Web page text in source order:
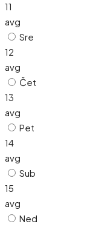
11
avg
Sre
12
avg
Čet
13
avg
Pet
14
avg
Sub
15
avg
Ned